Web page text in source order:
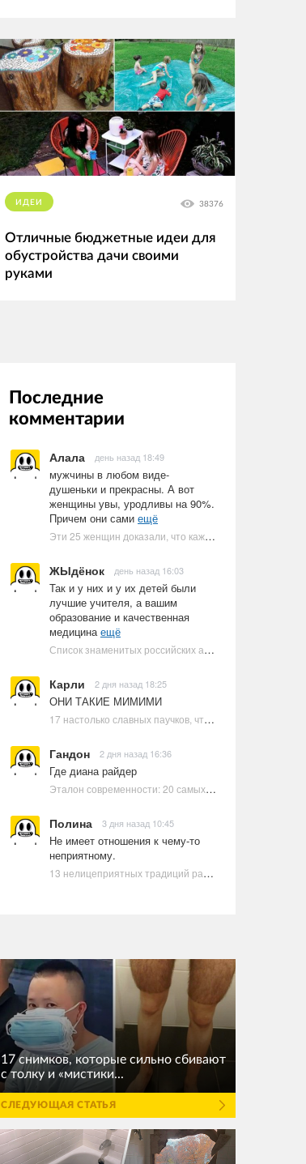
ИДЕИ 38376
Отличные бюджетные идеи для
обустройства дачи своими
руками
Последние
комментарии
Алала день назад 18:49
мужчины в любом виде-
душеньки и прекрасны. А вот
женщины увы, уродливы на 90%.
Причем они сами ещё
Эти 25 женщин доказали, что каждое тело имеет право быть в бикини
ЖЫдёнок день назад 16:03
Так и у них и у их детей были
лучшие учителя, а вашим
образование и качественная
медицинаещё
Список знаменитых российских артистов-евреев | Ультрамарин
Карли 2 дня назад 18:25
ОНИ ТАКИЕ МИМИМИ
17 настолько славных паучков, что даже у арахнофобов появится желание их погладить
Гандон 2 дня назад 16:36
Где диана райдер
Эталон современности: 20 самых красивых и привлекательных актрис Голливуда, по мнению Google | Ультрамарин
Полина 3 дня назад 10:45
Не имеет отношения к чему-то
неприятному.
13 нелицеприятных традиций разных стран, которые могут шокировать неподготовленного человека
17 снимков, которые сильно сбивают
с толку и «мистики...
СЛЕДУЮЩАЯ СТАТЬЯ